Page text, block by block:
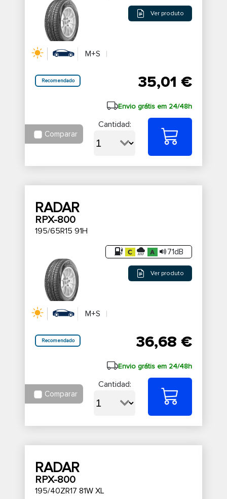
Ver produto
M+S
Recomendado 35,01 €
Envio grátis em 24/48h
Comparar
Cantidad:
RADAR
RPX-800
195/65R15 91H
71dB
Ver produto
M+S
Recomendado 36,68 €
Envio grátis em 24/48h
Comparar
Cantidad:
RADAR
RPX-800
195/40ZR17 81W XL